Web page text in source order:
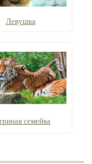
Левушка
семейка